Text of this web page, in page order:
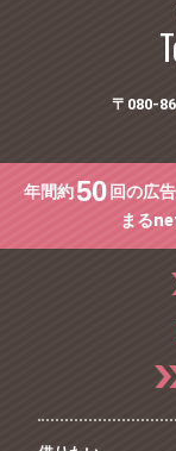
〒080-
年間約50 回の広
まる